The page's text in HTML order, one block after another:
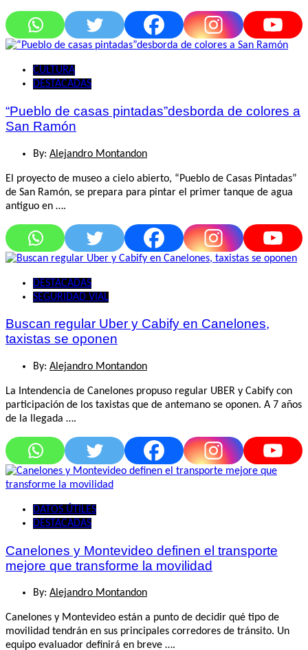
CULTURA
DESTACADAS
“Pueblo de casas pintadas”desborda de colores a
San Ramón
By: Alejandro Montandon
El proyecto de museo a cielo abierto, “Pueblo de Casas Pintadas”
de San Ramón, se prepara para pintar el primer tanque de agua
antiguo en ….
DESTACADAS
SEGURIDAD VIAL
Buscan regular Uber y Cabify en Canelones,
taxistas se oponen
By: Alejandro Montandon
La Intendencia de Canelones propuso regular UBER y Cabify con
participación de los taxistas que de antemano se oponen. A 7 años
de la llegada ….
DATOS ÚTILES
DESTACADAS
Canelones y Montevideo definen el transporte
mejore que transforme la movilidad
By: Alejandro Montandon
Canelones y Montevideo están a punto de decidir qué tipo de
movilidad tendrán en sus principales corredores de tránsito. Un
equipo evaluador definirá en breve ….